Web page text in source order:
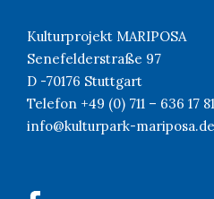
Kulturprojekt MARIPOSA
Senefelderstraße 97
D -70176 Stuttgart
Telefon +49 (0) 711 – 636 17 81
info@kulturpark-mariposa.de